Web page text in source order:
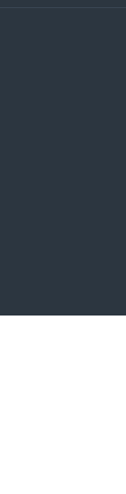
HP
HP